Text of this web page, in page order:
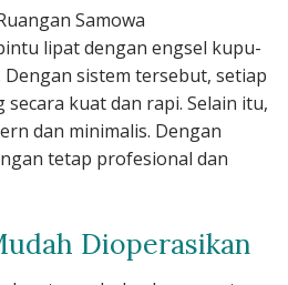
Samowa
lipat dengan engsel kupu-
sistem tersebut, setiap
kuat dan rapi. Selain itu,
dan minimalis. Dengan
tetap profesional dan
Dioperasikan